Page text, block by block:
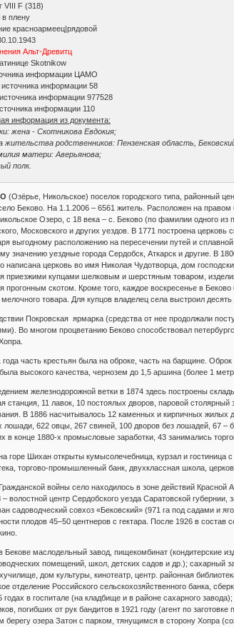
VIII F (318)
плену
красноармеец|рядовой
Альт-Древитц
Skotnikow
информации ЦАМО
информации 58
информации 977528
информации 110
информация из документа:
жена - Скотникова Евдокия;
жительства родственников: Пензенская область,
матери: Аверьянова;
полк.
(Озёрье, Никольское) поселок городского типа, районный
Беково. На 1.1.2006 – 6561 житель. Расположен на
Озеро, с 18 века – с. Беково (по фамилии одного
Московского и других уездов. В 1771 построена
выгодному расположению на пересечении путей и
значению уездные города Сердобск, Аткарск и другие. В
написана церковь во имя Николая Чудотворца, дом
приезжими купцами шелковым и шерстяным товаром,
прогонным скотом. Кроме того, каждое воскресенье в
мелочного товара. Для купцов владелец села выстроил
Покровская ярмарка (средства от нее продолжали
Во многом процветанию Беково способствовал
года часть крестьян была на оброке, часть на барщине.
высокого качества, чернозем до 1,5 аршина (более 1
железнодорожной ветки в 1874 здесь построены
станция, 11 лавок, 10 постоялых дворов, паровой
В 1886 насчитывалось 12 каменных и кирпичных
лошади, 622 овцы, 267 свиней, 100 дворов без лошадей, 67 –
в конце 1880-х промысловые заработки, 43 занимались
горе Шихан открыты кумысолечебница, курзал и гостиница
торгово-промышленный банк, двухклассная школа,
войны село находилось в зоне действий
– волостной центр Сердобского уезда Саратовской
садоводческий совхоз «Бековский» (971 га под садами и
плодов 45–50 центнеров с гектара. После 1926 в
Бекове маслодельный завод, пищекомбинат (кондитерские
помещений, школ, детских садов и др.); сахарный
дом культуры, кинотеатр, центр. районная
отделение Российского сельскохозяйственного банка,
годах в госпитале (на кладбище и в районе сахарного
погибших от рук бандитов в 1921 году (агент по
берегу озера Затон с парком, тянущимся в сторону Хопра